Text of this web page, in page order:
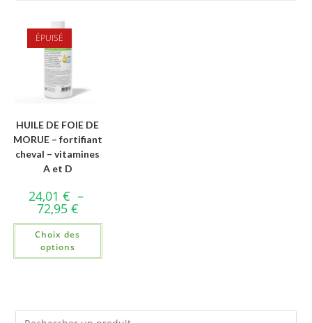
ÉPUISÉ
HUILE DE FOIE DE
MORUE – fortifiant
cheval – vitamines
A et D
24,01 € –
72,95 €
Choix des
options